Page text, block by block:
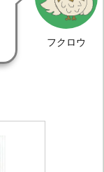
フクロウ